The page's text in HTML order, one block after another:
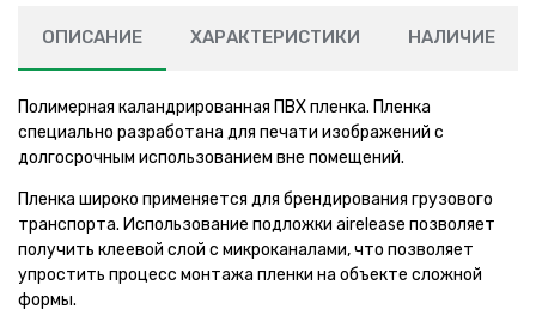
ОПИСАНИЕ ХАРАКТЕРИСТИКИ НАЛИЧИЕ
Полимерная каландрированная ПВХ пленка. Пленка
специально разработана для печати изображений с
долгосрочным использованием вне помещений.
Пленка широко применяется для брендирования грузового
транспорта. Использование подложки airelease позволяет
получить клеевой слой с микроканалами, что позволяет
упростить процесс монтажа пленки на объекте сложной
формы.